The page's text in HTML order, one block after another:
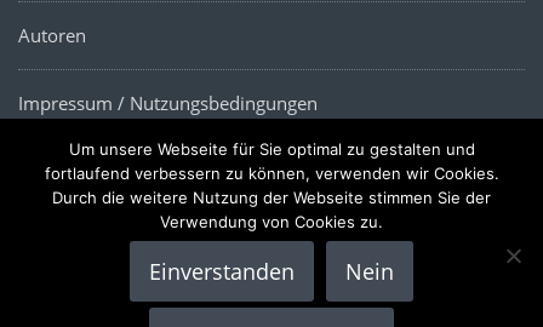
Autoren
Impressum / Nutzungsbedingungen
Datenschutz
Copyright © 2022 |Die Wirtschaftsnews- Alle Rechte
Um unsere Webseite für Sie optimal zu gestalten und
fortlaufend verbessern zu können, verwenden wir Cookies.
Durch die weitere Nutzung der Webseite stimmen Sie der
Verwendung von Cookies zu.
Einverstanden Nein